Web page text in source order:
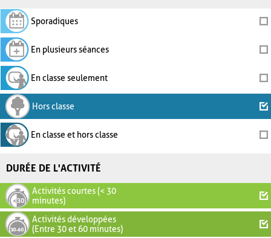
Sporadiques
En plusieurs séances
En classe seulement
Hors classe
En classe et hors classe
DURÉE DE L'ACTIVITÉ
Activités courtes (< 30
minutes)
Activités développées
(Entre 30 et 60 minutes)